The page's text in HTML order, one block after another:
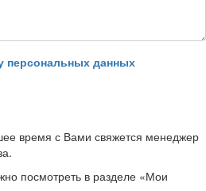
персональных данных
время с Вами свяжется менеджер
посмотреть в разделе «Мои